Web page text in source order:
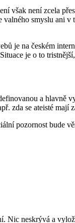
však není zcela
smyslu
je na českém
je o to
a hlavně
zda se ateisté
pozornost bude
neskrývá a